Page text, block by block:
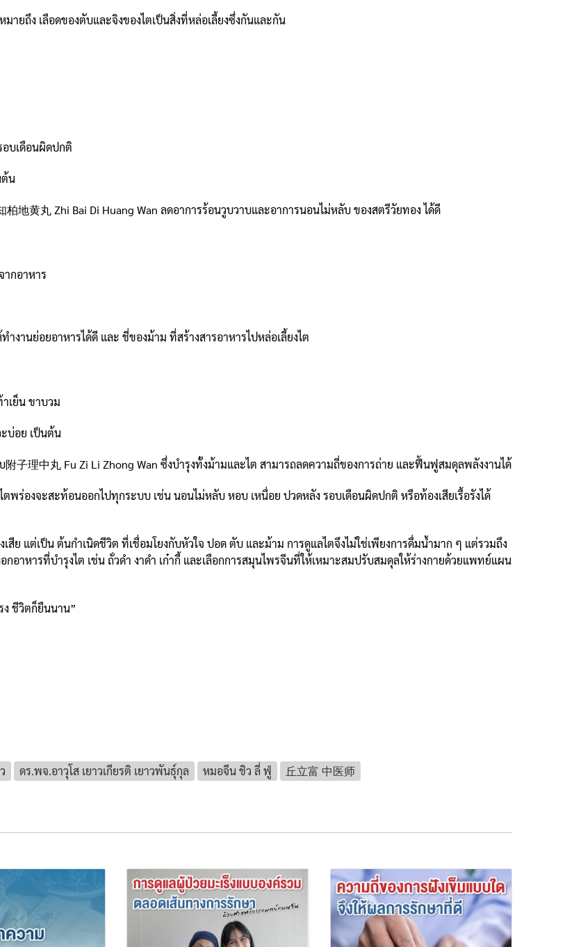
ายถึง เลือดของตับและจิงของไตเป็นสิ่งที่หล่อเลี้ยงซึ่งกันและกัน
อบเดือนผิดปกติ
ต้น
地黄丸 Zhi Bai Di Huang Wan ลดอาการร้อนวูบวาบและอาการนอนไม่หลับ ของสตรีวัยทอง ได้ดี
กอาหาร
งานย่อยอาหารได้ดี และ ชี่ของม้าม ที่สร้างสารอาหารไปหล่อเลี้ยงไต
าเย็น ขาบวม
ะบ่อย เป็นต้น
子理中丸 Fu Zi Li Zhong Wan ซึ่งบำรุงทั้งม้ามและไต สามารถลดความถี่ของการถ่าย และฟื้นฟูสมดุลพลังงานได้
พร่องจะสะท้อนออกไปทุกระบบ เช่น นอนไม่หลับ หอบ เหนื่อย ปวดหลัง รอบเดือนผิดปกติ หรือท้องเสียเรื้อรังได้
ย แต่เป็น ต้นกำเนิดชีวิต ที่เชื่อมโยงกับหัวใจ ปอด ตับ และม้าม การดูแลไตจึงไม่ใช่เพียงการดื่มน้ำมาก ๆ แต่รวมถึง
าหารที่บำรุงไต เช่น ถั่วดำ งาดำ เก๋ากี้ และเลือกการสมุนไพรจีนที่ให้เหมาะสมปรับสมดุลให้ร่างกายด้วยแพทย์แผน
ง ชีวิตก็ยืนนาน”
ดร.พจ.อาวุโส เยาวเกียรติ เยาวพันธุ์กุล หมอจีน ชิว ลี่ ฟู่
丘立富 中医师